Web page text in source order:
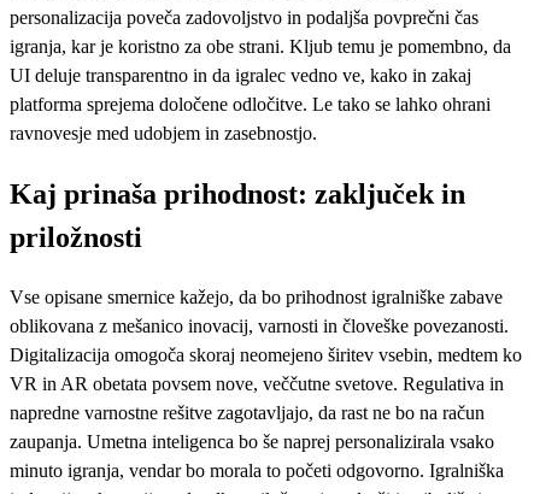
personalizacija poveča zadovoljstvo in podaljša povprečni čas
igranja, kar je koristno za obe strani. Kljub temu je pomembno, da
UI deluje transparentno in da igralec vedno ve, kako in zakaj
platforma sprejema določene odločitve. Le tako se lahko ohrani
ravnovesje med udobjem in zasebnostjo.
Kaj prinaša prihodnost: zaključek in
priložnosti
Vse opisane smernice kažejo, da bo prihodnost igralniške zabave
oblikovana z mešanico inovacij, varnosti in človeške povezanosti.
Digitalizacija omogoča skoraj neomejeno širitev vsebin, medtem ko
VR in AR obetata povsem nove, veččutne svetove. Regulativa in
napredne varnostne rešitve zagotavljajo, da rast ne bo na račun
zaupanja. Umetna inteligenca bo še naprej personalizirala vsako
minuto igranja, vendar bo morala to početi odgovorno. Igralniška